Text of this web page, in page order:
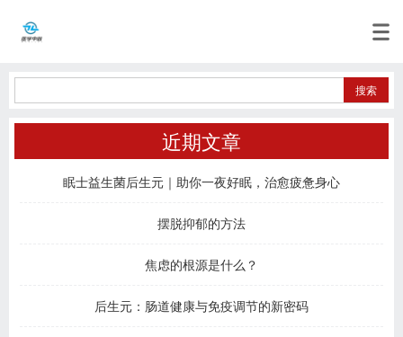
近期文章
眠士益生菌后生元｜助你一夜好眠，治愈疲惫身心
摆脱抑郁的方法
焦虑的根源是什么？
后生元：肠道健康与免疫调节的新密码